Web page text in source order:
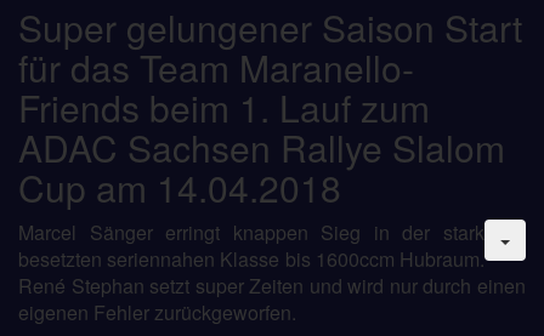
Super gelungener Saison Start
für das Team Maranello-
Friends beim 1. Lauf zum
ADAC Sachsen Rallye Slalom
Cup am 14.04.2018
Marcel Sänger erringt knappen Sieg in der stark
besetzten seriennahen Klasse bis 1600ccm Hubraum.
René Stephan setzt super Zeiten und wird nur durch einen
eigenen Fehler zurückgeworfen.